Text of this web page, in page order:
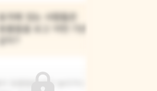
표지에 있는 사람들은
동물들을 보고 어떤 기분일 것